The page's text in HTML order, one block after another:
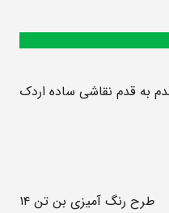
به قدم نقاشی ساده اردک
طرح رنگ آمیزی بن تن ۱۴